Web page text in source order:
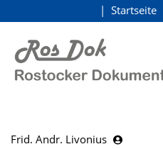
zum Inhalt
Startseite
Frid. Andr. Livonius